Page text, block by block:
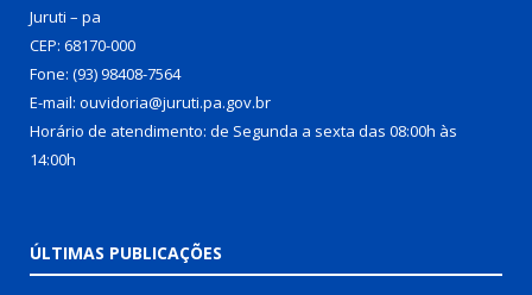
Juruti – pa
CEP: 68170-000
Fone: (93) 98408-7564
E-mail: ouvidoria@juruti.pa.gov.br
Horário de atendimento: de Segunda a sexta das 08:00h às
14:00h
ÚLTIMAS PUBLICAÇÕES